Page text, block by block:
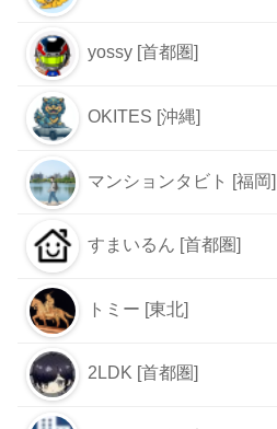
yossy [首都圏]
OKITES [沖縄]
マンションタビト [福岡]
すまいるん [首都圏]
トミー [東北]
2LDK [首都圏]